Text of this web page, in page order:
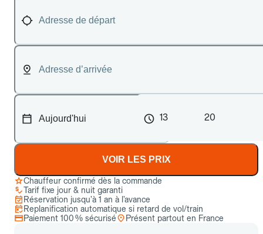
13 20
VOIR LES PRIX
Chauffeur confirmé dès la commande
Tarif fixe jour & nuit garanti
Réservation jusqu’à 1 an à l’avance
Replanification automatique si retard de vol/train
Paiement 100 % sécurisé
Présent partout en France